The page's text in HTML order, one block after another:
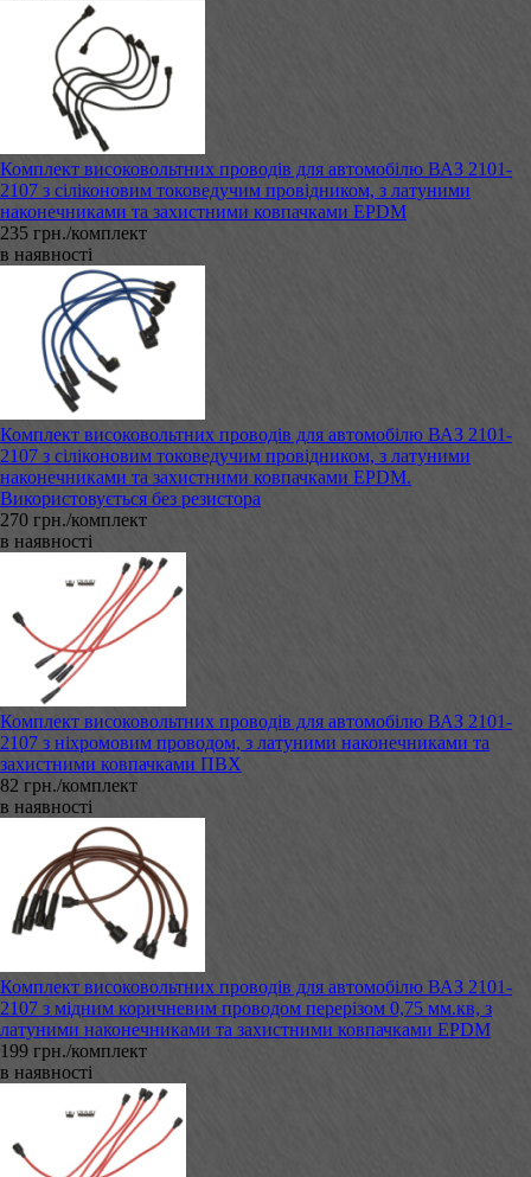
Комплект високовольтних проводів для автомобілю ВАЗ 2101-
2107 з сіліконовим токоведучим провідником, з латуними
наконечниками та захистними ковпачками EPDM
235 грн./комплект
в наявності
Комплект високовольтних проводів для автомобілю ВАЗ 2101-
2107 з сіліконовим токоведучим провідником, з латуними
наконечниками та захистними ковпачками EPDM.
Використовується без резистора
270 грн./комплект
в наявності
Комплект високовольтних проводів для автомобілю ВАЗ 2101-
2107 з ніхромовим проводом, з латуними наконечниками та
захистними ковпачками ПВХ
82 грн./комплект
в наявності
Комплект високовольтних проводів для автомобілю ВАЗ 2101-
2107 з мідним коричневим проводом перерізом 0,75 мм.кв, з
латуними наконечниками та захистними ковпачками EPDM
199 грн./комплект
в наявності